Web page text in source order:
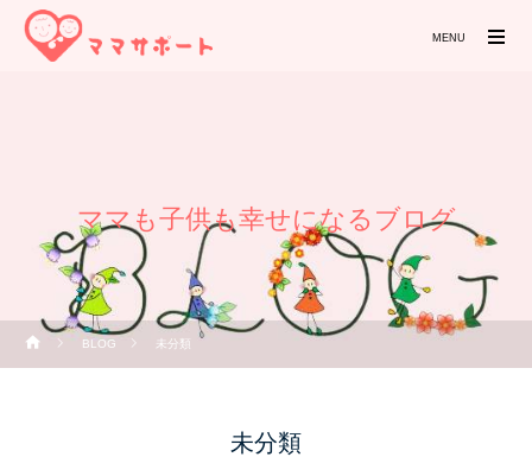
ママも子供も幸せになるブログ
BLOG 未分類
未分類
MENU